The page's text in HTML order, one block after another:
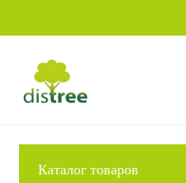
Каталог товаров